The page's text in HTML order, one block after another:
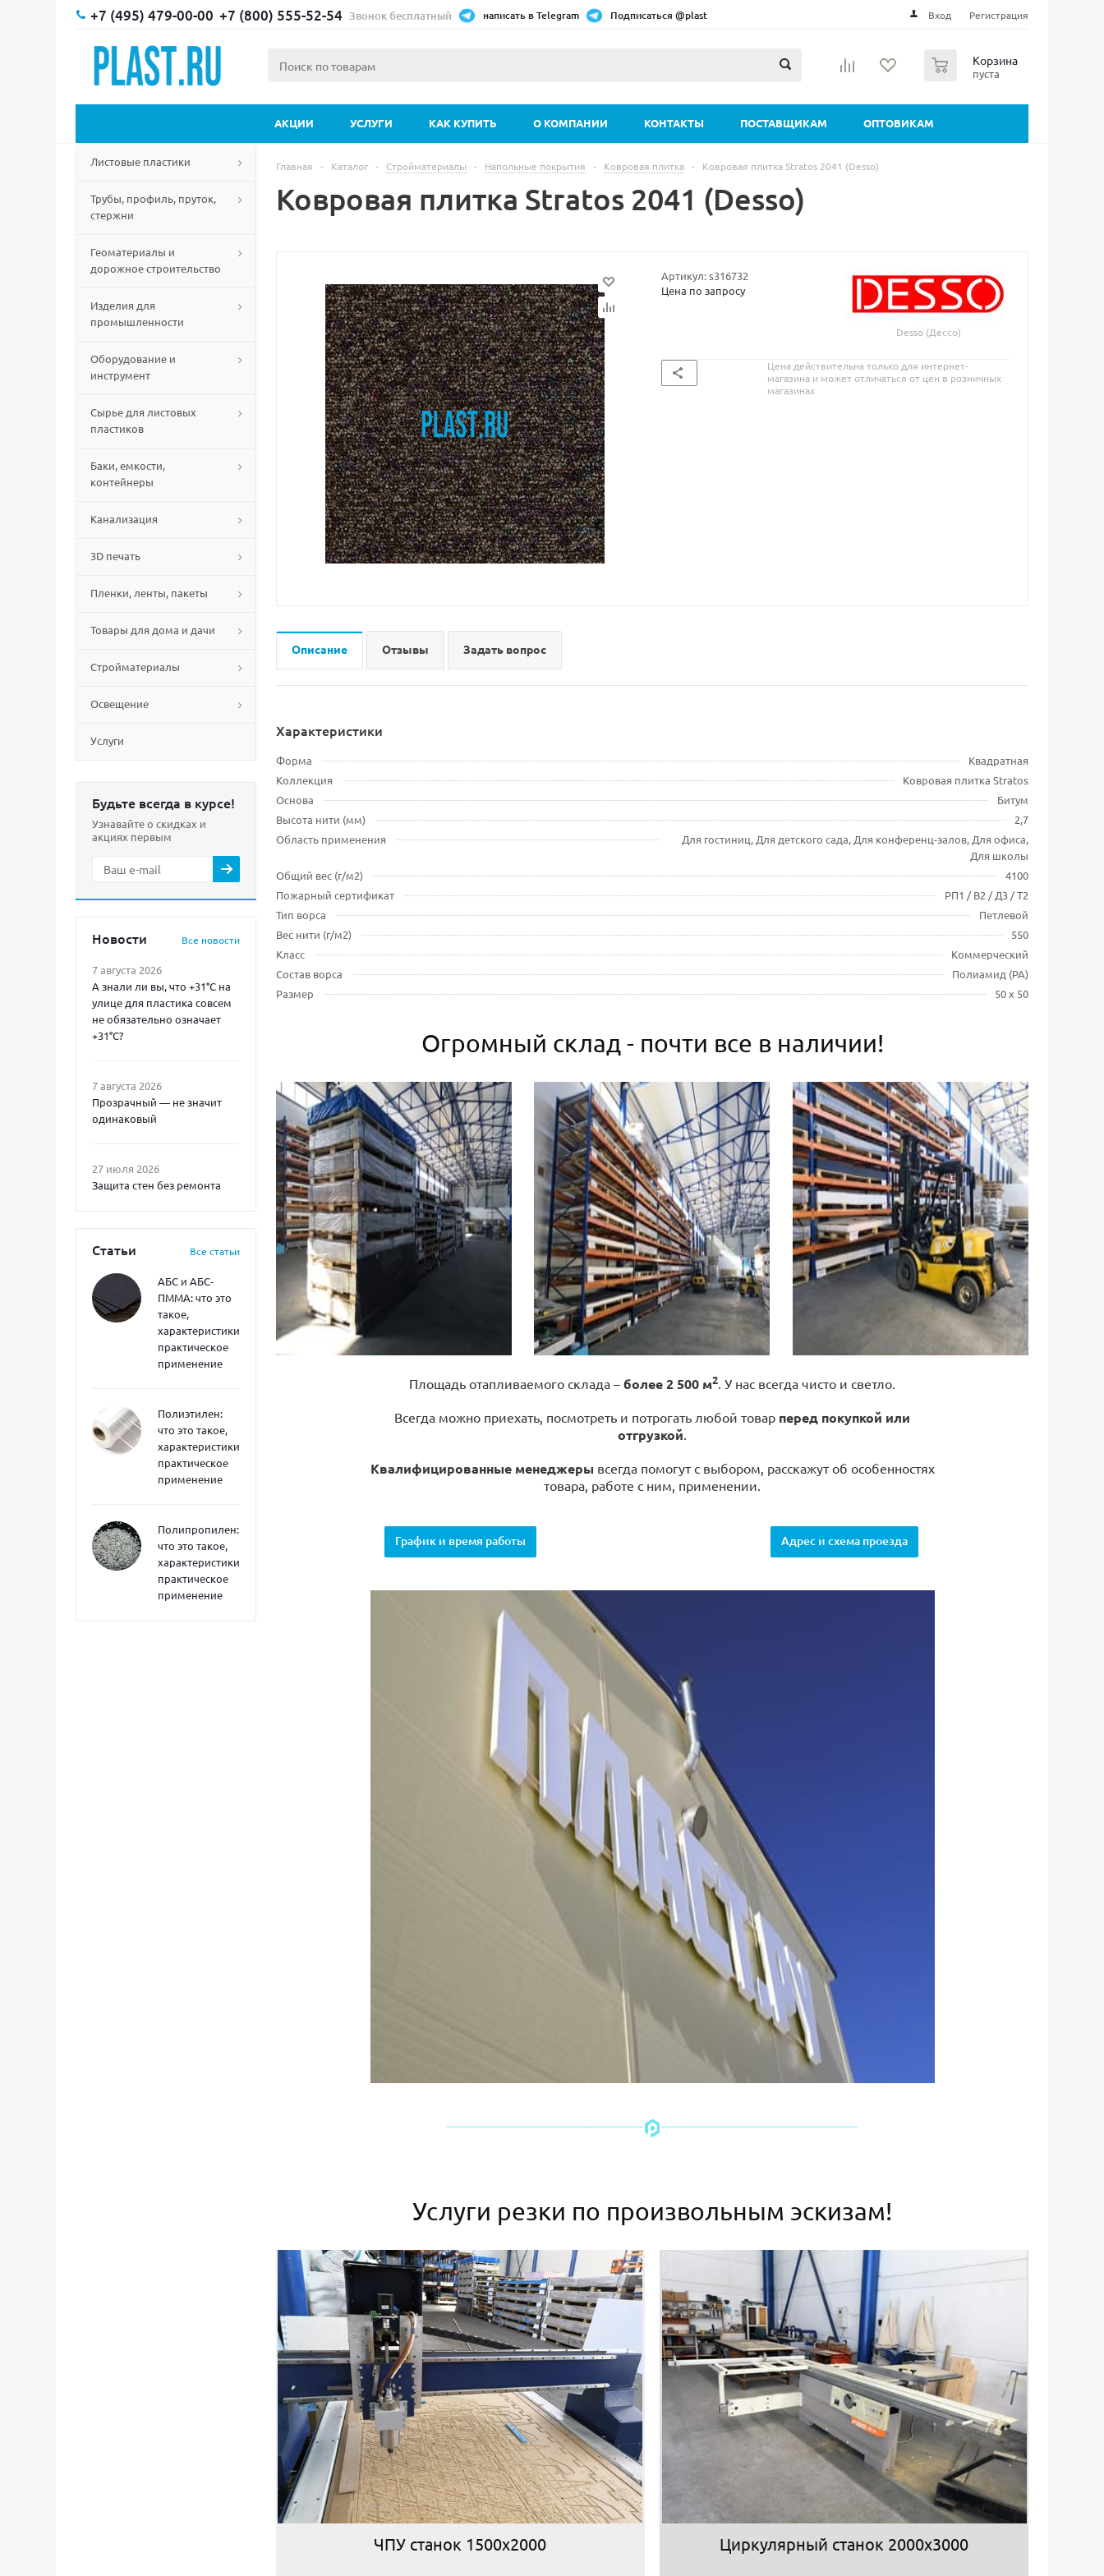
+7 (495) 479-00-00 +7 (800) 555-52-54 Звонок бесплатный написать в Telegram Подписаться @plast Вход Регистрация
Корзина
пуста
АКЦИИ УСЛУГИ КАК КУПИТЬ О КОМПАНИИ КОНТАКТЫ ПОСТАВЩИКАМ ОПТОВИКАМ
Листовые пластики
Трубы, профиль, пруток,
стержни
Геоматериалы и
дорожное строительство
Изделия для
промышленности
Оборудование и
инструмент
Сырье для листовых
пластиков
Баки, емкости,
контейнеры
Канализация
3D печать
Пленки, ленты, пакеты
Товары для дома и дачи
Стройматериалы
Освещение
Услуги
Будьте всегда в курсе!
Узнавайте о скидках и
акциях первым
Новости Все новости
7 августа 2026
А знали ли вы, что +31°C на
улице для пластика совсем
не обязательно означает
+31°C?
7 августа 2026
Прозрачный — не значит
одинаковый
27 июля 2026
Защита стен без ремонта
Статьи Все статьи
АБС и АБС-
ПММА: что это
такое,
характеристики,
практическое
применение
Полиэтилен:
что это такое,
характеристики,
практическое
применение
Полипропилен:
что это такое,
характеристики,
практическое
применение
Главная - Каталог - Стройматериалы - Напольные покрытия - Ковровая плитка - Ковровая плитка Stratos 2041 (Desso)
Ковровая плитка Stratos 2041 (Desso)
Артикул:s316732
Цена по запросу
Desso (Дессо)
Цена действительна только для интернет-
магазина и может отличаться от цен в розничных
магазинах
Описание Отзывы Задать вопрос
Характеристики
Форма
Квадратная
Коллекция
Ковровая плитка Stratos
Основа
Битум
Высота нити (мм)
2,7
Область применения
Для гостиниц, Для детского сада, Для конференц-залов, Для офиса,
Для школы
Общий вес (г/м2)
4100
Пожарный сертификат
РП1 / В2 / Д3 / Т2
Тип ворса
Петлевой
Вес нити (г/м2)
550
Класс
Коммерческий
Состав ворса
Полиамид (PA)
Размер
50 х 50
Огромный склад - почти все в наличии!
Площадь отапливаемого склада – более 2 500 м2. У нас всегда чисто и светло.
Всегда можно приехать, посмотреть и потрогать любой товар перед покупкой или
отгрузкой.
Квалифицированные менеджеры всегда помогут с выбором, расскажут об особенностях
товара, работе с ним, применении.
График и время работы Адрес и схема проезда
Услуги резки по произвольным эскизам!
ЧПУ станок 1500х2000 Циркулярный станок 2000х3000